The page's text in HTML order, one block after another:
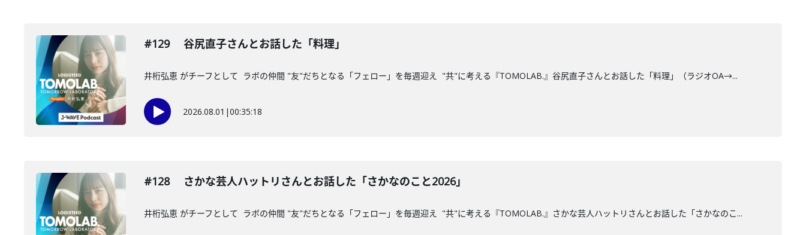
#129 谷尻直子さんとお話した「料理」
井桁弘恵 がチーフとして ラボの仲間 "友"だちとなる「フェロー」を毎週迎え "共"に考える『TOMOLAB.』谷尻直子さんとお話した「料理」（ラジオOA→...
2026.08.01 |00:35:18
#128 さかな芸人ハットリさんとお話した「さかなのこと2026」
井桁弘恵 がチーフとして ラボの仲間 "友"だちとなる「フェロー」を毎週迎え "共"に考える『TOMOLAB.』さかな芸人ハットリさんとお話した「さかなのこ...